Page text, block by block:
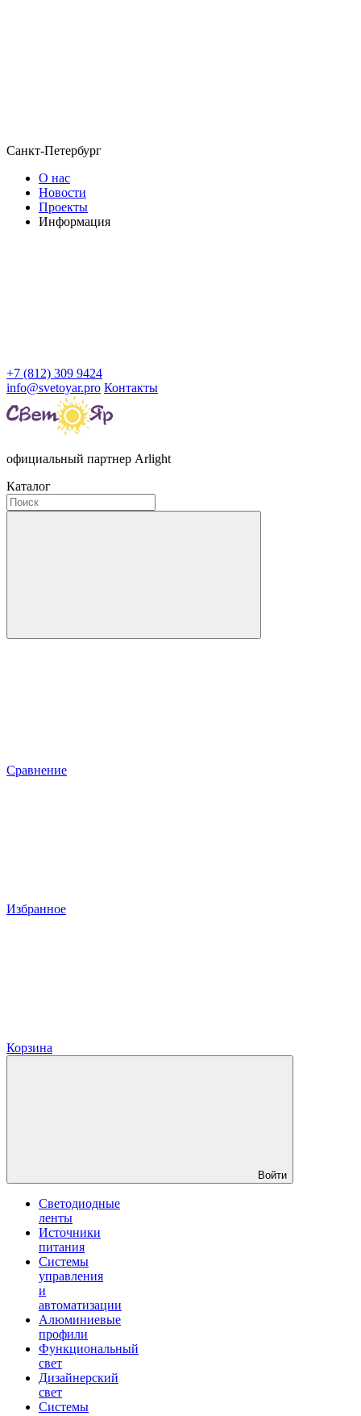
Санкт-Петербург
О нас
Новости
Проекты
Информация
+7 (812) 309 9424
info@svetoyar.pro Контакты
официальный партнер Arlight
Каталог
Сравнение
Избранное
Корзина
Войти
Светодиодные
ленты
Источники
питания
Системы
управления
и
автоматизации
Алюминиевые
профили
Функциональный
свет
Дизайнерский
свет
Системы